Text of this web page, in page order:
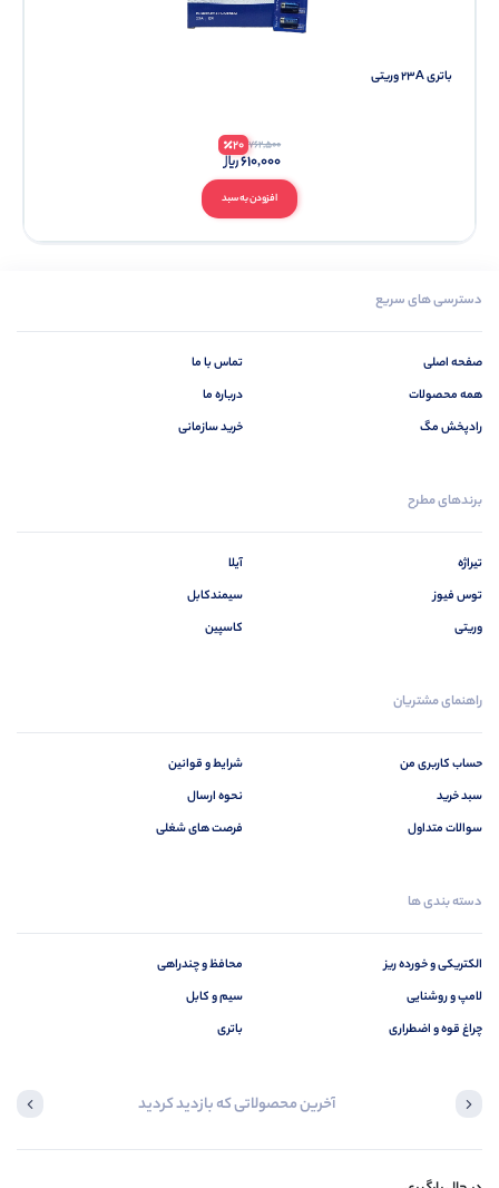
باتری 23A وریتی
افزودن به سبد
762,500
20
610,000
دسترسی های سریع
صفحه اصلی
همه محصولات
رادپخش مگ
تماس با ما
درباره ما
خرید سازمانی
برندهای مطرح
تیراژه
توس فیوز
وریتی
آیلا
سیمندکابل
کاسپین
راهنمای مشتریان
حساب کاربری من
سبد خرید
سوالات متداول
شرایط و قوانین
نحوه ارسال
فرصت های شغلی
دسته بندی ها
الکتریکی و خورده ریز
لامپ و روشنایی
چراغ قوه و اضطراری
محافظ و چندراهی
سیم و کابل
باتری
آخرین محصولاتی که بازدید کردید